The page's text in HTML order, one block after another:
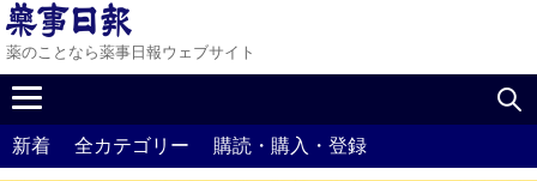
薬のことなら薬事日報ウェブサイト
新着 全カテゴリー 購読・購入・登録